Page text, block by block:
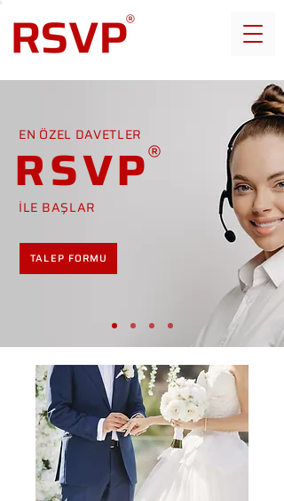
EN ÖZEL DAVETLER
RSVP
İLE BAŞLAR
TALEP FORMU